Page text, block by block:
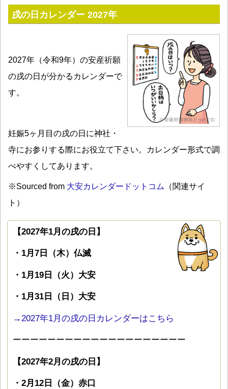
戌の日カレンダー 2027年
2027年（令和9年）の安産祈願
の戌の日が分かるカレンダーで
す。
妊娠5ヶ月目の戌の日に神社・
寺にお参りする際にお役立て下さい。カレンダー形式で調
べやすくしてあります。
※Sourced from 大安カレンダードットコム
（関連サイ
ト）
【2027年1月の戌の日】
・1月7日（木）仏滅
・1月19日（火）大安
・1月31日（日）大安
→2027年1月の戌の日カレンダーはこちら
ーーーーーーーーーーーーーーーーーーーー
【2027年2月の戌の日】
・2月12日（金）赤口